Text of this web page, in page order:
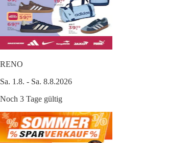
RENO
Sa. 1.8. - Sa. 8.8.2026
Noch 3 Tage gültig